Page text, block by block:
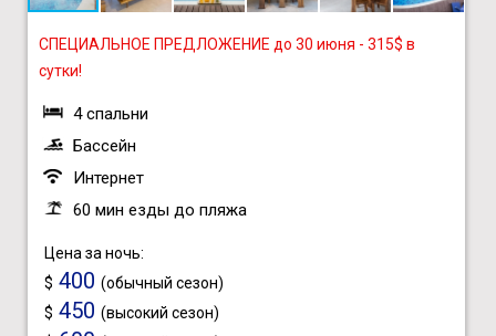
СПЕЦИАЛЬНОЕ ПРЕДЛОЖЕНИЕ до 30 июня - 315$ в
сутки!
4 спальни
Бассейн
Интернет
60 мин езды до пляжа
Цена за ночь:
$ 400 (обычный сезон)
$ 450 (высокий сезон)